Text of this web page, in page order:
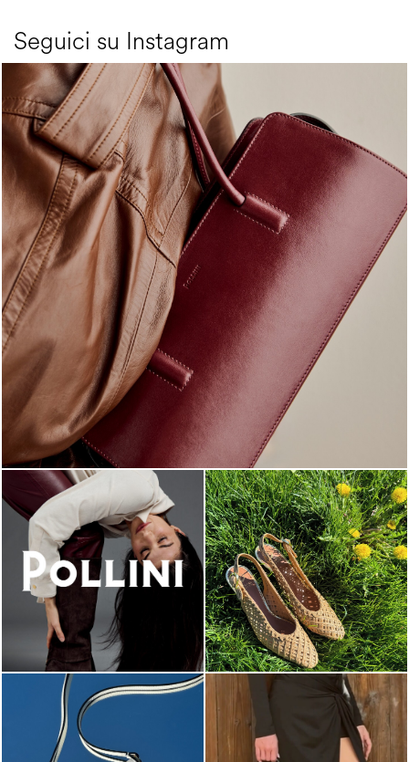
Seguici su Instagram
Classy, sassy, trendy - the new Pollini Lady Bag is ...